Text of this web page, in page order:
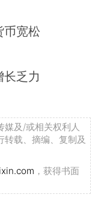
币宽松
乏力
媒及/或相关权利人
转载、摘编、复制及
，获得书面